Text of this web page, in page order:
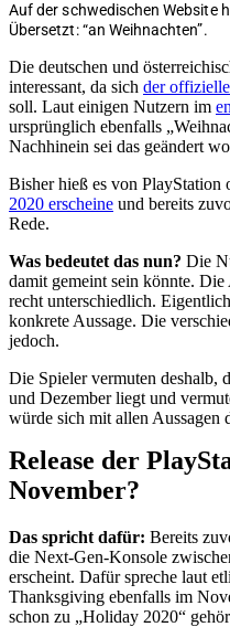
Auf der schwedischen Website
Übersetzt: “an Weihnachten”.
Die deutschen und
interessant, da sich der
soll. Laut einigen Nutzern im
ursprünglich ebenfalls
Nachhinein sei das geändert
Bisher hieß es von PlayStation
2020 erscheine und bereits
Rede.
Was bedeutet das nun? Die
damit gemeint sein könnte. Die
recht unterschiedlich.
konkrete Aussage. Die
jedoch.
Die Spieler vermuten deshalb,
und Dezember liegt und
würde sich mit allen Aussagen
Release der
November?
Das spricht dafür: Bereits
die Next-Gen-Konsole
erscheint. Dafür spreche laut
Thanksgiving ebenfalls im
schon zu „Holiday 2020“